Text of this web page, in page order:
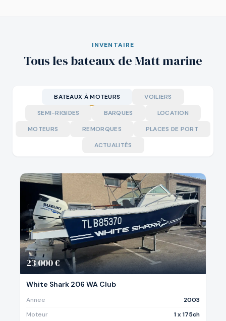
INVENTAIRE
Tous les bateaux de Matt marine
BATEAUX À MOTEURS
VOILIERS
SEMI-RIGIDES
BARQUES
LOCATION
MOTEURS
REMORQUES
PLACES DE PORT
ACTUALITÉS
23 000 €
White Shark 206 WA Club
Annee
2003
Moteur
1 x 175ch